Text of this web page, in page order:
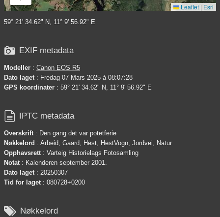
Leaflet | Esri
59° 21' 34.62" N, 11° 9' 56.92" E
 EXIF metadata
Modeller : Canon EOS R5
Dato laget : Fredag 07 Mars 2025 à 08:07:28
GPS koordinater : 59° 21' 34.62" N, 11° 9' 56.92" E
 IPTC metadata
Overskrift : Den gang det var potetferie
Nøkkelord : Arbeid, Gaard, Hest, HestVogn, Jordvei, Natur
Opphavsrett : Varteig Historielags Fotosamling
Notat : Kalenderen september 2001.
Dato laget : 20250307
Tid for laget : 080728+0200
 Nøkkelord